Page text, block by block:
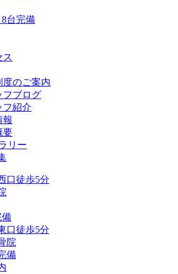
台完備
ス
度のご案内
フブログ
フ紹介
報
要
リー
口徒歩5分
備
口徒歩5分
院
備